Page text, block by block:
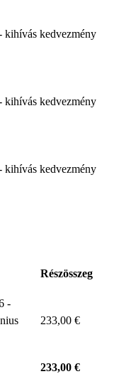
kihívás kedvezmény
kihívás kedvezmény
kihívás kedvezmény
Részösszeg
-
233,00 €
233,00 €